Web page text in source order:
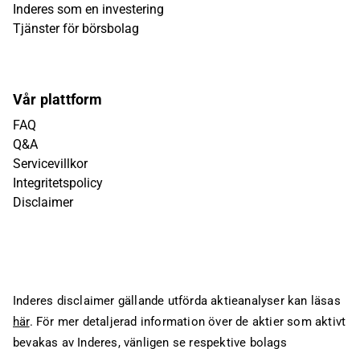
Inderes som en investering
Tjänster för börsbolag
Vår plattform
FAQ
Q&A
Servicevillkor
Integritetspolicy
Disclaimer
Inderes disclaimer gällande utförda aktieanalyser kan läsas
här. För mer detaljerad information över de aktier som aktivt
bevakas av Inderes, vänligen se respektive bolags